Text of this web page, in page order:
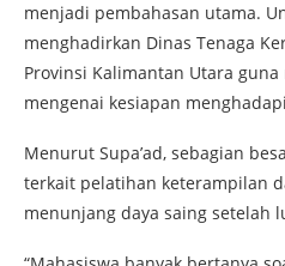
menjadi pembahasan utama.
menghadirkan Dinas Tenaga
Provinsi Kalimantan Utara
mengenai kesiapan
Menurut Supa’ad, sebagian
terkait pelatihan keterampilan
menunjang daya saing setelah